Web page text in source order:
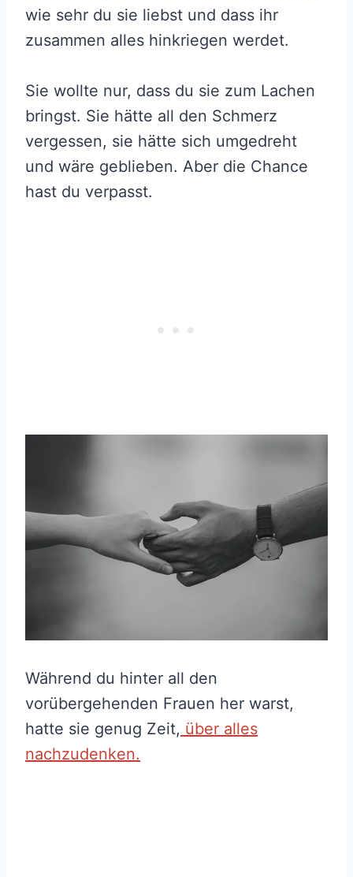
wie sehr du sie liebst und dass ihr
zusammen alles hinkriegen werdet.
Sie wollte nur, dass du sie zum Lachen
bringst. Sie hätte all den Schmerz
vergessen, sie hätte sich umgedreht
und wäre geblieben. Aber die Chance
hast du verpasst.
Während du hinter all den
vorübergehenden Frauen her warst,
hatte sie genug Zeit, über alles
nachzudenken.